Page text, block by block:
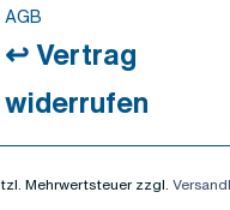
AGB
↩ Vertrag
widerrufen
Mehrwertsteuer zzgl.